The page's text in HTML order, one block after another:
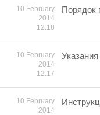
10 February
2014
12:18
Порядок
10 February
2014
12:17
10 February
2014